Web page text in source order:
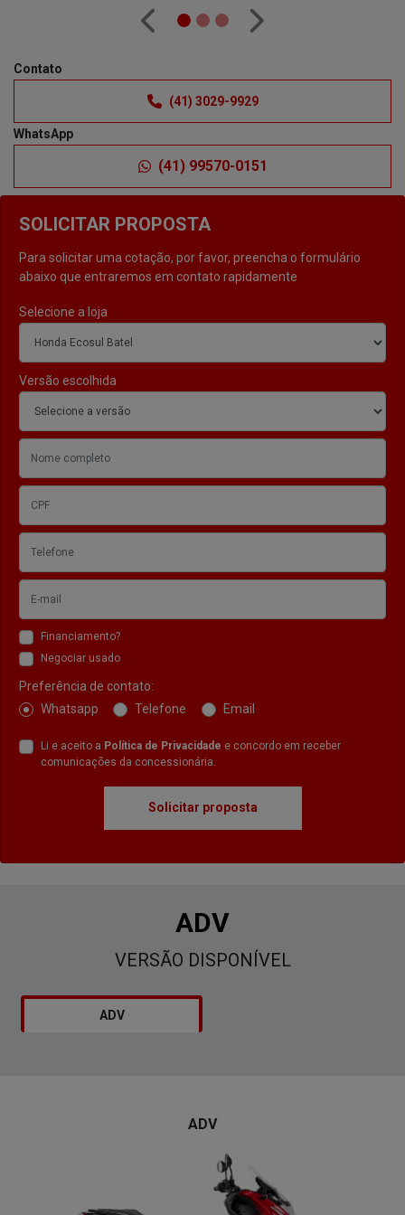
SOLICITAR PROPOSTA
Para solicitar uma cotação, por favor, preencha o formulário
abaixo que entraremos em contato rapidamente
Selecione a loja
Versão escolhida
Financiamento?
Negociar usado
Preferência de contato:
Whatsapp
Telefone Email
Li e aceito a Política de Privacidade e concordo em receber
comunicações da concessionária.
Solicitar proposta
Anterior Próximo
Contato
(41) 3029-9929
WhatsApp
(41) 99570-0151
ADV
VERSÃO DISPONÍVEL
ADV
ADV